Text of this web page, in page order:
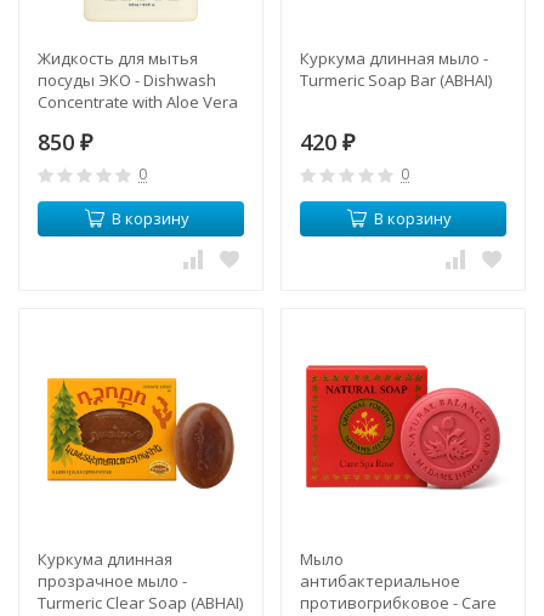
Жидкость для мытья
посуды ЭКО - Dishwash
Concentrate with Aloe Vera
850 ₽
0
В корзину
Куркума длинная мыло -
Turmeric Soap Bar (ABHAI)
420 ₽
0
В корзину
Куркума длинная
прозрачное мыло -
Turmeric Clear Soap (ABHAI)
Мыло
антибактериальное
противогрибковое - Care